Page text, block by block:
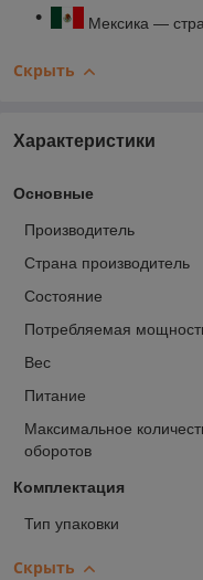
Мексика —
Скрыть
Характеристики
Основные
Производитель
Страна производитель
Состояние
Потребляемая
Вес
Питание
Максимальное
оборотов
Комплектация
Тип упаковки
Скрыть